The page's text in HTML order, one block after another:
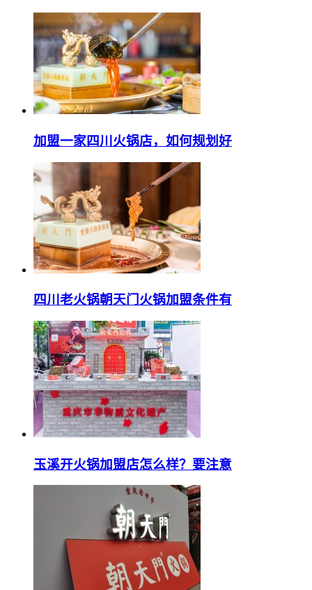
加盟一家四川火锅店，如何规划好
四川老火锅朝天门火锅加盟条件有
玉溪开火锅加盟店怎么样？要注意